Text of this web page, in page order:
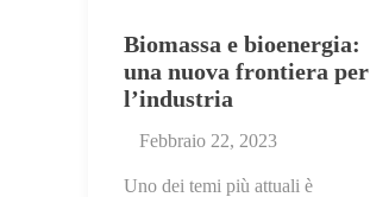
Biomassa e bioenergia:
una nuova frontiera per
l’industria
Febbraio 22, 2023
Uno dei temi più attuali è